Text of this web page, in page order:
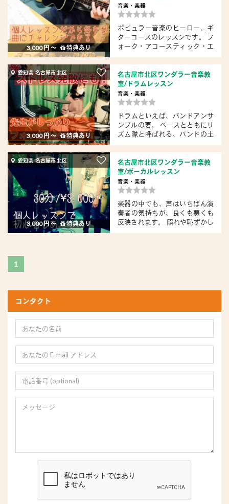
3,000 円 〜 特典あり
音楽・楽器
ポピュラー音楽のヒーロー、ギ
ターコースのレッスンです。 フ
ォーク・アコースティック・エ
愛知県 名古屋市 北区
3,000 円 〜 特典あり
名古屋市北区ワンダラー音楽教
室/ドラムレッスン
音楽・楽器
ドラムといえば、バンドアンサ
ンブルの要。 ベースとともにリ
ズム隊と呼ばれる、バンドの土
愛知県 名古屋市 北区
3,000 円 〜 特典あり
名古屋市北区ワンダラー音楽教
室/ボーカルレッスン
音楽・楽器
楽器の中でも、声はいちばん演
奏者の気持ちが、良くも悪くも
反映されます。 照れや恥ずかし
1
コンタクト